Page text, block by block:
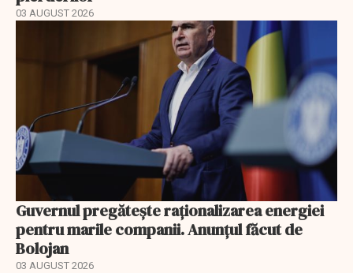
03 AUGUST 2026
Guvernul pregătește raționalizarea energiei
pentru marile companii. Anunțul făcut de
Bolojan
03 AUGUST 2026